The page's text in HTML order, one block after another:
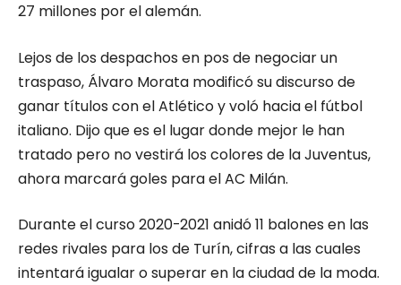
27 millones por el alemán.
Lejos de los despachos en pos de negociar un
traspaso, Álvaro Morata modificó su discurso de
ganar títulos con el Atlético y voló hacia el fútbol
italiano. Dijo que es el lugar donde mejor le han
tratado pero no vestirá los colores de la Juventus,
ahora marcará goles para el AC Milán.
Durante el curso 2020-2021 anidó 11 balones en las
redes rivales para los de Turín, cifras a las cuales
intentará igualar o superar en la ciudad de la moda.